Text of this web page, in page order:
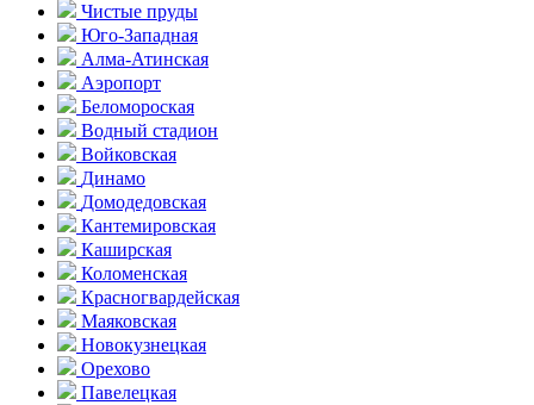
Чистые пруды
Юго-Западная
Алма-Атинская
Аэропорт
Беломороская
Водный стадион
Войковская
Динамо
Домоде­довская
Кантеми­ровская
Каширская
Коломенская
Красногвар­дейская
Маяковская
Новокузнецкая
Орехово
Павелецкая